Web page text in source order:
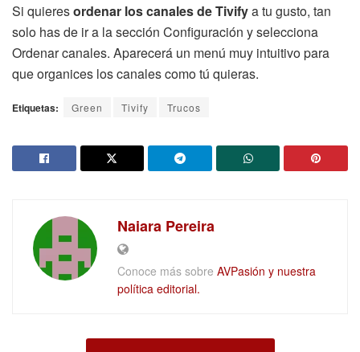
Si quieresordenar los canales de Tivifya tu gusto, tan
solo has de ir a la sección Configuración y selecciona
Ordenar canales. Aparecerá un menú muy intuitivo para
que organices los canales como tú quieras.
Etiquetas: Green Tivify Trucos
Naiara Pereira
Conoce más sobre AVPasión y nuestra
política editorial.